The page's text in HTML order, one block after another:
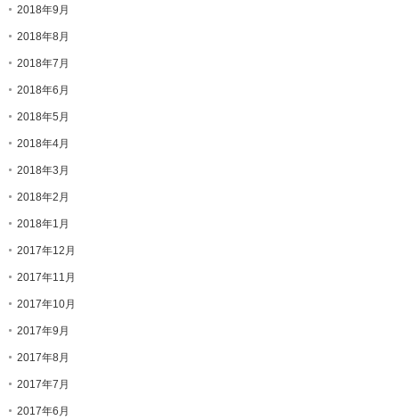
2018年9月
2018年8月
2018年7月
2018年6月
2018年5月
2018年4月
2018年3月
2018年2月
2018年1月
2017年12月
2017年11月
2017年10月
2017年9月
2017年8月
2017年7月
2017年6月